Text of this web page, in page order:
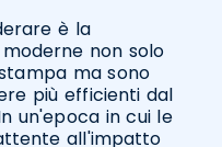
è la
non solo
ma sono
più efficienti dal
un'epoca in cui le
all'impatto